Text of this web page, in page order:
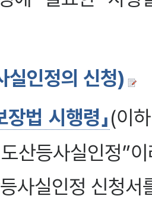
실인정의 신청)
장법 시행령」(이
산등사실인정”
사실인정 신청